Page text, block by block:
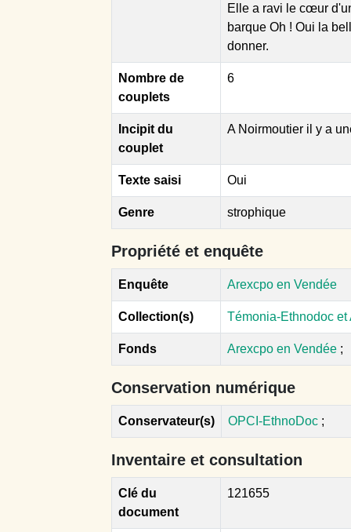
Elle a ravi le cœur
barque Oh ! Oui la
donner.
Nombre de
couplets
6
Incipit du
couplet
A Noirmoutier il y a
Texte saisi Oui
Genre strophique
Propriété et enquête
Enquête Arexcpo en Vendée
Collection(s) Témonia-Ethnodoc
Fonds Arexcpo en Vendée ;
Conservation numérique
Conservateur(s) OPCI-EthnoDoc ;
Inventaire et consultation
Clé du
document
121655